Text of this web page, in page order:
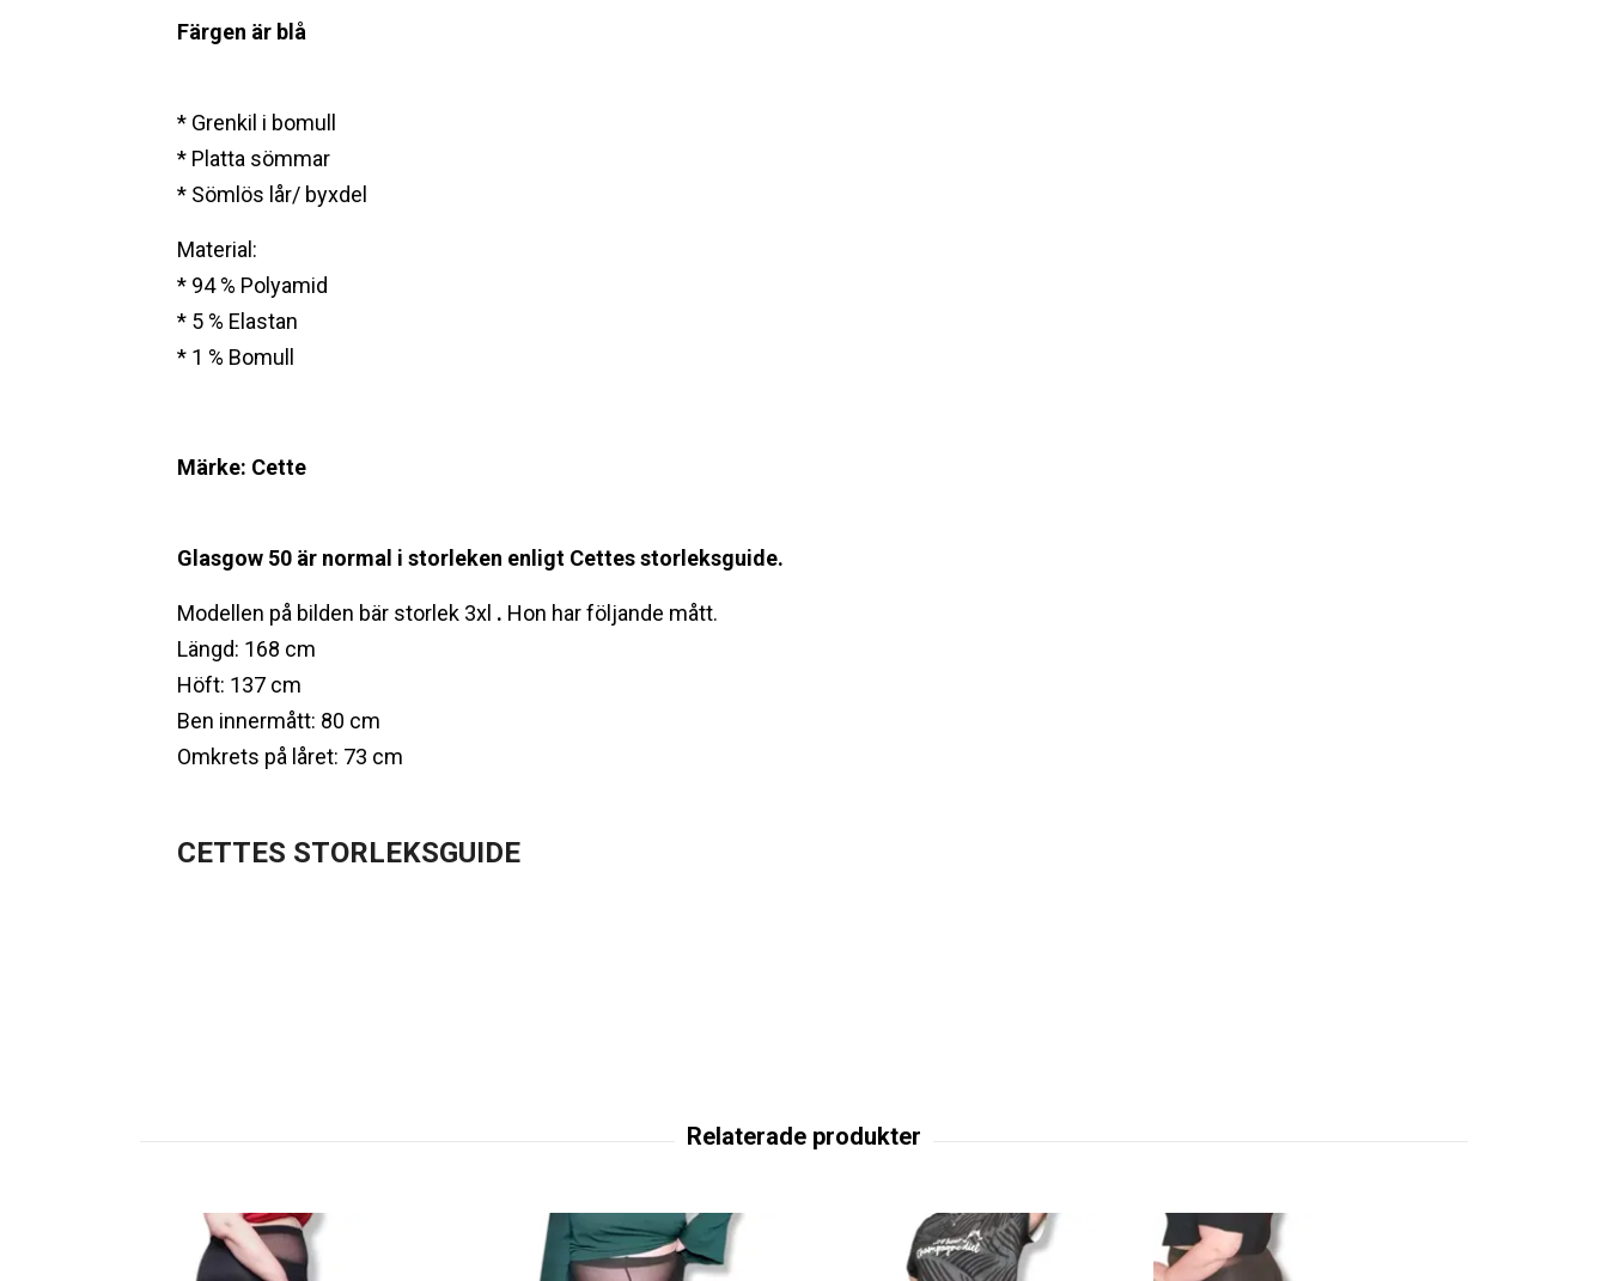
Färgen är blå
* Grenkil i bomull
* Platta sömmar
* Sömlös lår/ byxdel
Material:
* 94 % Polyamid
* 5 % Elastan
* 1 % Bomull
Märke: Cette
Glasgow 50 är normal i storleken enligt Cettes storleksguide.
Modellen på bilden bär storlek 3xl . Hon har följande mått.
Längd: 168 cm
Höft: 137 cm
Ben innermått: 80 cm
Omkrets på låret: 73 cm
CETTES STORLEKSGUIDE